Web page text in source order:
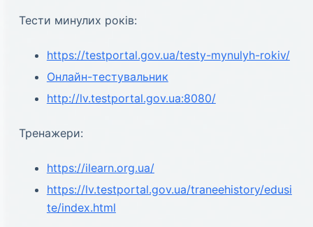
Тести минулих років:
https://testportal.gov.ua/testy-mynulyh-rokiv/
Онлайн-тестувальник
http://lv.testportal.gov.ua:8080/
Тренажери:
https://ilearn.org.ua/
https://lv.testportal.gov.ua/traneehistory/edusi
te/index.html